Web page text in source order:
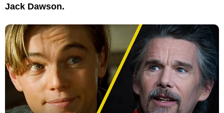
Jack Dawson.